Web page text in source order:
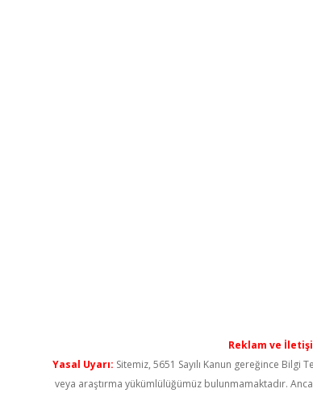
Reklam ve
Yasal Uyarı: Sitemiz, 5651 Sayılı Kanun gereğince
veya araştırma yükümlülüğümüz bulunmamaktadır.